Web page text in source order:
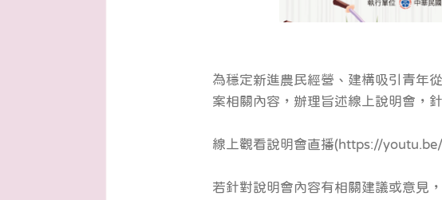
為穩定新進農民經營、建構吸引青年
案相關內容，辦理旨述線上說明會，
線上觀看說明會直播( https://
若針對說明會內容有相關建議或意見